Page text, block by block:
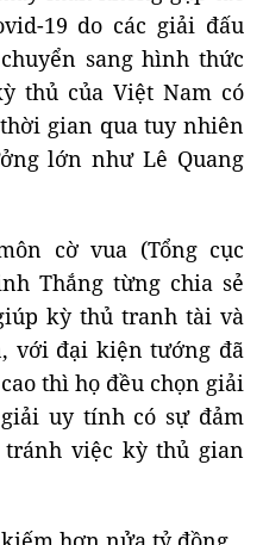
19 do các giải đấu
sang hình thức
thủ của Việt Nam có
gian qua tuy nhiên
lớn như Lê Quang
cờ vua (Tổng cục
Thắng từng chia sẻ
kỳ thủ tranh tài và
với đại kiện tướng đã
thì họ đều chọn giải
uy tính có sự đảm
việc kỳ thủ gian